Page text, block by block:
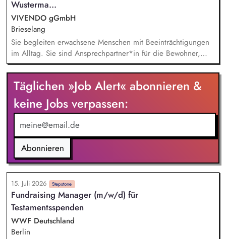
Informationsmaterial für Peer-to-Peer-Aktionen. Individuelle,
wertschätzende und persönliche Begrüßung und Bedankung
der Spendenaktionen.
Wusterma...
VIVENDO gGmbH
Brieselang
Sie begleiten erwachsene Menschen mit Beeinträchtigungen
im Alltag. Sie sind Ansprechpartner*in für die Bewohner,
Angehörige und Kooperationspartner. Sie entwickeln
gemeinsam mit Klient*innen individuelle Ziele. Sie sorgen
für ein stabiles, wertschätzendes Wohnumfeld. Sie arbeiten
mit Behörden, Betreuer*innen und Fachdiensten zusammen.
Sie dokumentieren ihre Arbeit eigenständig und strukturiert.
Täglichen »Job Alert« abonnieren &
keine Jobs verpassen:
Abonnieren
15. Juli 2026 Stepstone
Fundraising Manager (m/w/d) für
Testamentsspenden
WWF Deutschland
Berlin